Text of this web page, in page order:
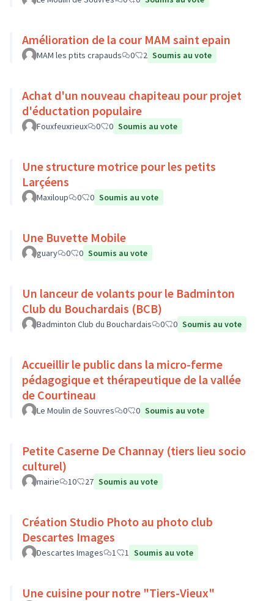
Amélioration de la cour MAM saint epain
MAM les ptits crapauds 0 2 Soumis au vote
Achat d'un nouveau chapiteau pour projet
d'éductation populaire
Fouxfeuxrieux 0 0 Soumis au vote
Une structure motrice pour les petits
Larçéens
Maxiloup 0 0 Soumis au vote
Une Buvette Mobile
guary 0 0 Soumis au vote
Un lanceur de volants pour le Badminton
Club du Bouchardais (BCB)
Badminton Club du Bouchardais 0 0 Soumis au vote
Accueillir le public dans la micro-ferme
pédagogique et thérapeutique de la vallée
de Courtineau
Le Moulin de Souvres 0 0 Soumis au vote
Petite Caserne De Channay (tiers lieu socio
culturel)
mairie 10 27 Soumis au vote
Création Studio Photo au photo club
Descartes Images
Descartes Images 1 1 Soumis au vote
Une cuisine pour notre "Tiers-Vieux"